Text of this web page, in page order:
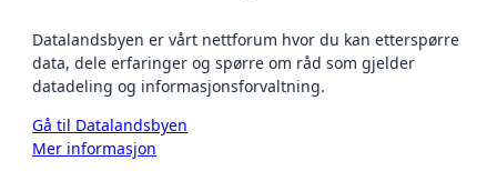
Datalandsbyen er vårt nettforum hvor du kan etterspørre
data, dele erfaringer og spørre om råd som gjelder
datadeling og informasjonsforvaltning.
Gå til Datalandsbyen
Mer informasjon